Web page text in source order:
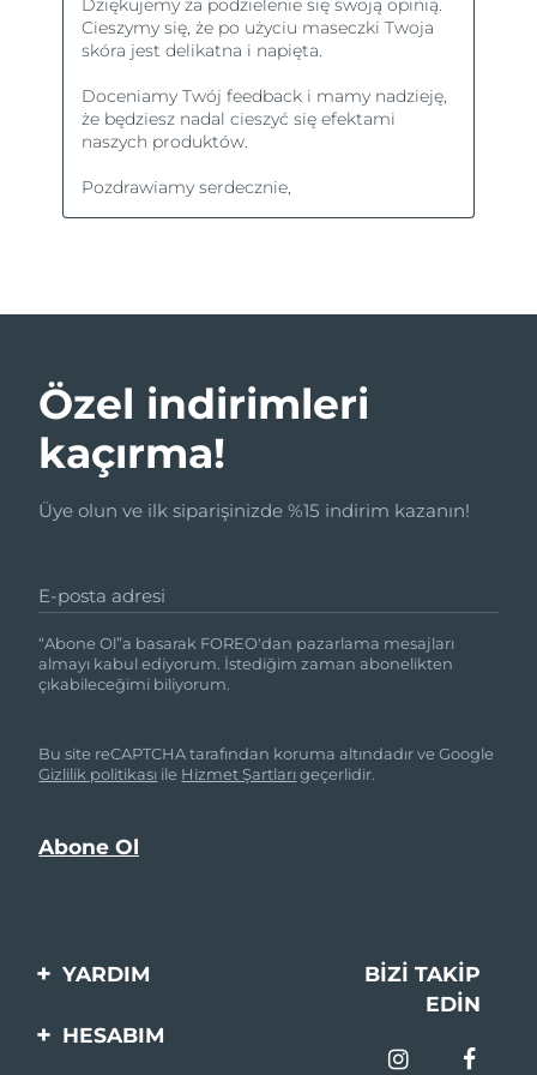
Özel indirimleri
kaçırma!
Üye olun ve ilk siparişinizde %15 indirim kazanın!
E-posta adresi
“Abone Ol”a basarak FOREO'dan pazarlama mesajları
almayı kabul ediyorum. İstediğim zaman abonelikten
çıkabileceğimi biliyorum.
Bu site reCAPTCHA tarafından koruma altındadır ve Google
Gizlilik politikası ile Hizmet Şartlarıgeçerlidir.
YARDIM
Bi̇zi̇mle İleti̇şi̇me Geçi̇n
BIZI TAKIP
EDIN
HESABIM